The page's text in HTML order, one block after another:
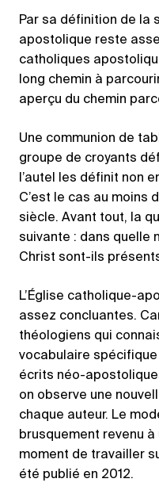
Par sa définition de la
apostolique reste
catholiques
long chemin à
aperçu du chemin
Une communion de
groupe de croyants
l’autel les définit non
C’est le cas au moins
siècle. Avant tout, la
suivante : dans quelle
Christ sont-ils
L’Église catholique-
assez concluantes.
théologiens qui
vocabulaire spécifique
écrits néo-
on observe une
chaque auteur. Le
brusquement revenu
moment de travailler
été publié en 2012.